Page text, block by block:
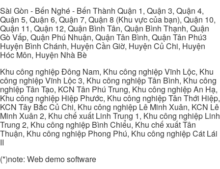
Sài Gòn - Bến Nghé - Bến Thành Quận 1, Quận 3, Quận 4,
Quận 5, Quận 6, Quận 7, Quận 8 (Khu vực của bạn), Quận 10,
Quận 11, Quận 12, Quận Bình Tân, Quận Bình Thạnh, Quận
Gò Vấp, Quận Phú Nhuận, Quận Tân Bình, Quận Tân Phú3
Huyện Bình Chánh, Huyện Cần Giờ, Huyện Củ Chi, Huyện
Hóc Môn, Huyện Nhà Bè
Khu công nghiệp Đông Nam, Khu công nghiệp Vĩnh Lộc, Khu
công nghiệp Vĩnh Lộc 3, Khu công nghiệp Tân Bình, Khu công
nghiệp Tân Tạo, KCN Tân Phú Trung, Khu công nghiệp An Hạ,
Khu công nghiệp Hiệp Phước, Khu công nghiệp Tân Thới Hiệp,
KCN Tây Bắc Củ Chi, Khu công nghiệp Lê Minh Xuân, KCN Lê
Minh Xuân 2, Khu chế xuất Linh Trung 1, Khu công nghiệp Linh
Trung 2, Khu công nghiệp Bình Chiểu, Khu chế xuất Tân
Thuận, Khu công nghiệp Phong Phú, Khu công nghiệp Cát Lái
II
(*)note: Web demo software